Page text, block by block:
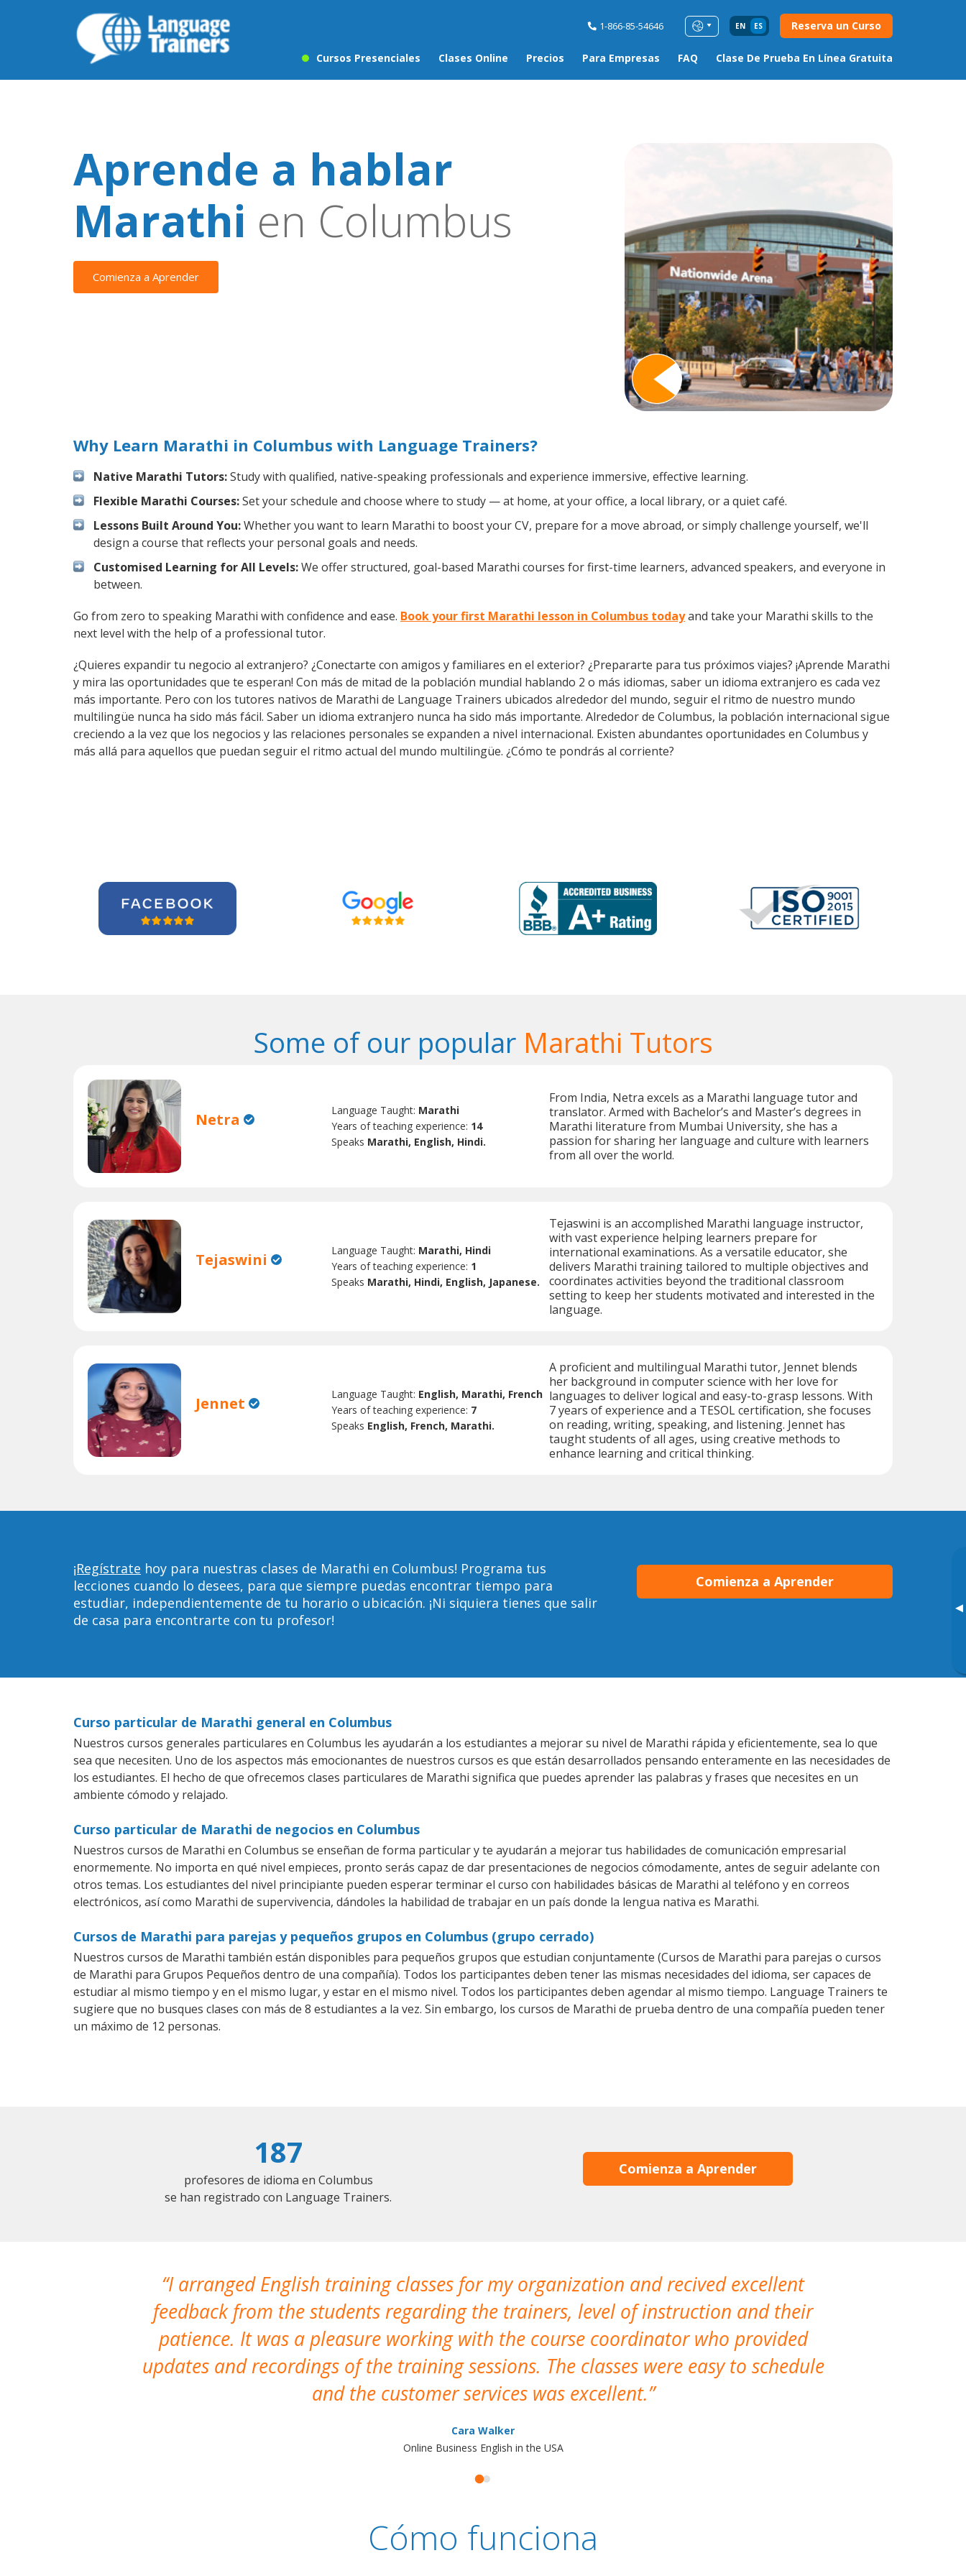
1-866-85-54646 EN ES Reserva un Curso
Cursos Presenciales Clases Online Precios Para Empresas FAQ Clase De Prueba En Línea Gratuita
▸
Aprende a hablar
Marathi en Columbus
Comienza a Aprender
Why Learn Marathi in Columbus with Language Trainers?
Native Marathi Tutors:Study with qualified, native-speaking professionals and experience immersive, effective learning.
Flexible Marathi Courses:Set your schedule and choose where to study — at home, at your office, a local library, or a quiet café.
Lessons Built Around You:Whether you want to learn Marathi to boost your CV, prepare for a move abroad, or simply challenge yourself, we'll
design a course that reflects your personal goals and needs.
Customised Learning for All Levels:We offer structured, goal-based Marathi courses for first-time learners, advanced speakers, and everyone in
between.
Go from zero to speaking Marathi with confidence and ease. Book your first Marathi lesson in Columbus todayand take your Marathi skills to the
next level with the help of a professional tutor.
¿Quieres expandir tu negocio al extranjero? ¿Conectarte con amigos y familiares en el exterior? ¿Prepararte para tus próximos viajes? ¡Aprende Marathi
y mira las oportunidades que te esperan! Con más de mitad de la población mundial hablando 2 o más idiomas, saber un idioma extranjero es cada vez
más importante. Pero con los tutores nativos de Marathi de Language Trainers ubicados alrededor del mundo, seguir el ritmo de nuestro mundo
multilingüe nunca ha sido más fácil. Saber un idioma extranjero nunca ha sido más importante. Alrededor de Columbus, la población internacional sigue
creciendo a la vez que los negocios y las relaciones personales se expanden a nivel internacional. Existen abundantes oportunidades en Columbus y
más allá para aquellos que puedan seguir el ritmo actual del mundo multilingüe. ¿Cómo te pondrás al corriente?
Some of our popular Marathi Tutors
Netra Language Taught: Marathi
Years of teaching experience: 14
Speaks Marathi, English, Hindi.
From India, Netra excels as a Marathi language tutor and
translator. Armed with Bachelor’s and Master’s degrees in
Marathi literature from Mumbai University, she has a
passion for sharing her language and culture with learners
from all over the world.
Tejaswini Language Taught: Marathi, Hindi
Years of teaching experience: 1
Speaks Marathi, Hindi, English, Japanese.
Tejaswini is an accomplished Marathi language instructor,
with vast experience helping learners prepare for
international examinations. As a versatile educator, she
delivers Marathi training tailored to multiple objectives and
coordinates activities beyond the traditional classroom
setting to keep her students motivated and interested in the
language.
Jennet Language Taught: English, Marathi, French
Years of teaching experience: 7
Speaks English, French, Marathi.
A proficient and multilingual Marathi tutor, Jennet blends
her background in computer science with her love for
languages to deliver logical and easy-to-grasp lessons. With
7 years of experience and a TESOL certification, she focuses
on reading, writing, speaking, and listening. Jennet has
taught students of all ages, using creative methods to
enhance learning and critical thinking.
¡Regístrate hoy para nuestras clases de Marathi en Columbus! Programa tus
lecciones cuando lo desees, para que siempre puedas encontrar tiempo para
estudiar, independientemente de tu horario o ubicación. ¡Ni siquiera tienes que salir
de casa para encontrarte con tu profesor!
Comienza a Aprender
Curso particular de Marathi general en Columbus
Nuestros cursos generales particulares en Columbus les ayudarán a los estudiantes a mejorar su nivel de Marathi rápida y eficientemente, sea lo que
sea que necesiten. Uno de los aspectos más emocionantes de nuestros cursos es que están desarrollados pensando enteramente en las necesidades de
los estudiantes. El hecho de que ofrecemos clases particulares de Marathi significa que puedes aprender las palabras y frases que necesites en un
ambiente cómodo y relajado.
Curso particular de Marathi de negocios en Columbus
Nuestros cursos de Marathi en Columbus se enseñan de forma particular y te ayudarán a mejorar tus habilidades de comunicación empresarial
enormemente. No importa en qué nivel empieces, pronto serás capaz de dar presentaciones de negocios cómodamente, antes de seguir adelante con
otros temas. Los estudiantes del nivel principiante pueden esperar terminar el curso con habilidades básicas de Marathi al teléfono y en correos
electrónicos, así como Marathi de supervivencia, dándoles la habilidad de trabajar en un país donde la lengua nativa es Marathi.
Cursos de Marathi para parejas y pequeños grupos en Columbus (grupo cerrado)
Nuestros cursos de Marathi también están disponibles para pequeños grupos que estudian conjuntamente (Cursos de Marathi para parejas o cursos
de Marathi para Grupos Pequeños dentro de una compañía). Todos los participantes deben tener las mismas necesidades del idioma, ser capaces de
estudiar al mismo tiempo y en el mismo lugar, y estar en el mismo nivel. Todos los participantes deben agendar al mismo tiempo. Language Trainers te
sugiere que no busques clases con más de 8 estudiantes a la vez. Sin embargo, los cursos de Marathi de prueba dentro de una compañía pueden tener
un máximo de 12 personas.
187
profesores de idioma en Columbus
se han registrado con Language Trainers.
Comienza a Aprender
I arranged English training classes for my organization and recived excellent
feedback from the students regarding the trainers, level of instruction and their
patience. It was a pleasure working with the course coordinator who provided
updates and recordings of the training sessions. The classes were easy to schedule
and the customer services was excellent.
Cara Walker
Online Business English in the USA
Cómo funciona